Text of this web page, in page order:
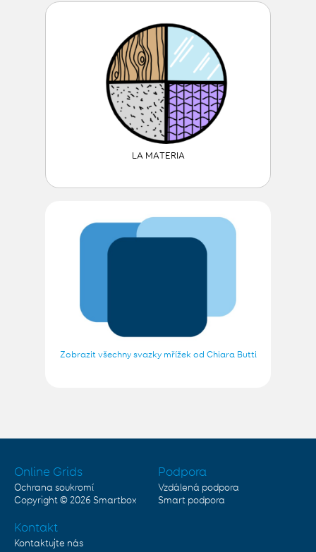
LA MATERIA
Zobrazit všechny svazky mřížek od Chiara Butti
Online Grids
Ochrana soukromí
Copyright © 2026 Smartbox
Podpora
Vzdálená podpora
Smart podpora
Kontakt
Kontaktujte nás